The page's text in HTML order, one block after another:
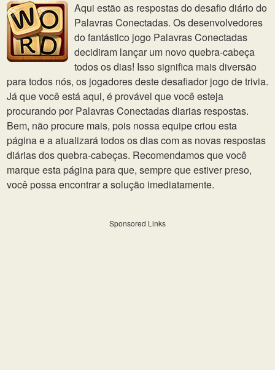
Aqui estão as respostas do desafio diário do
Palavras Conectadas. Os desenvolvedores
do fantástico jogo Palavras Conectadas
decidiram lançar um novo quebra-cabeça
todos os dias! Isso significa mais diversão
para todos nós, os jogadores deste desafiador jogo de trivia.
Já que você está aqui, é provável que você esteja
procurando por Palavras Conectadas diarias respostas.
Bem, não procure mais, pois nossa equipe criou esta
página e a atualizará todos os dias com as novas respostas
diárias dos quebra-cabeças. Recomendamos que você
marque esta página para que, sempre que estiver preso,
você possa encontrar a solução imediatamente.
Sponsored Links